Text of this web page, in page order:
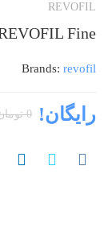
REVOFIL
Fine
Brands: revofil
رایگان! 0